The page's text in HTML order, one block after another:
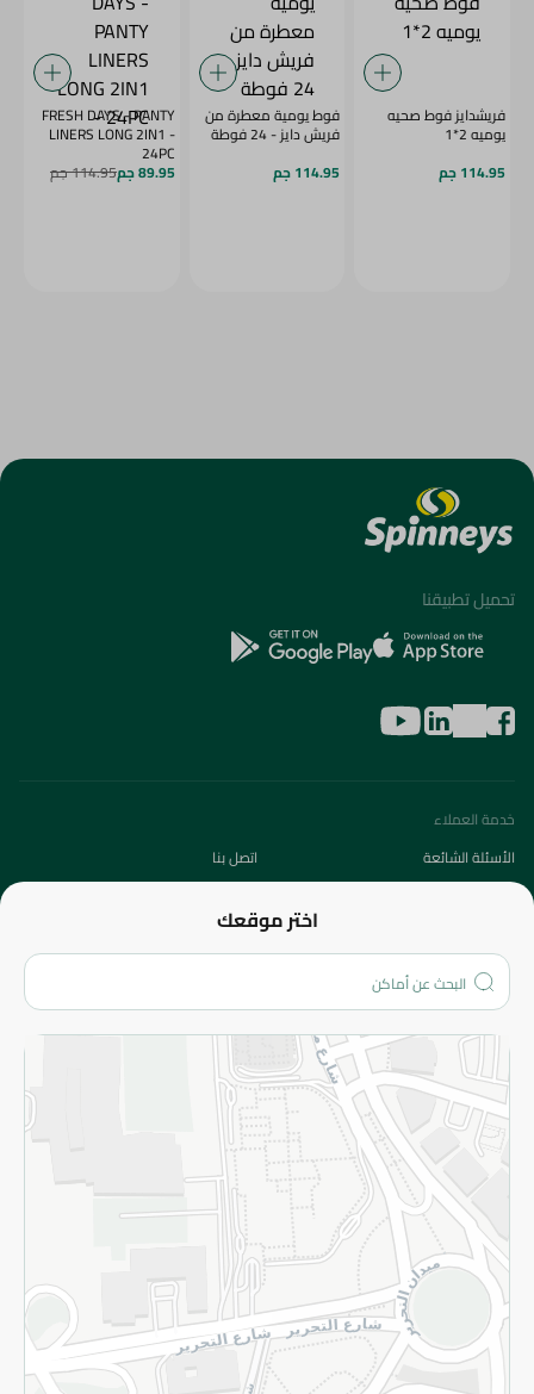
فريشدايز فوط صحيه
يوميه 2*1
114.95 جم
فوط يومية معطرة من
فريش دايز - 24 فوطة
114.95 جم
FRESH DAYS - PANTY
LINERS LONG 2IN1 -
24PC
89.95 جم 114.95 جم
اختر موقعك
تحميل تطبيقنا
خدمة العملاء
الأسئلة الشائعة
اتصل بنا
المزيد
الاسترجاع
سياسة الاستخدام
سياسة الخصوصية
قم بالتسجيل للنشرة